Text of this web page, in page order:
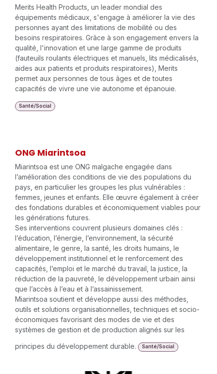
Merits Health Products, un leader mondial des
équipements médicaux, s'engage à améliorer la vie des
personnes ayant des limitations de mobilité ou des
besoins respiratoires. Grâce à son engagement envers la
qualité, l'innovation et une large gamme de produits
(fauteuils roulants électriques et manuels, lits médicalisés,
aides aux patients et produits respiratoires), Merits
permet aux personnes de tous âges et de toutes
capacités de vivre une vie autonome et épanouie.
Santé/Social
ONG Miarintsoa
Miarintsoa est une ONG malgache engagée dans
l’amélioration des conditions de vie des populations du
pays, en particulier les groupes les plus vulnérables :
femmes, jeunes et enfants. Elle œuvre également à créer
des fondations durables et économiquement viables pour
les générations futures.
Ses interventions couvrent plusieurs domaines clés :
l’éducation, l’énergie, l’environnement, la sécurité
développement institutionnel et le renforcement des
réduction de la pauvreté, le développement urbain ainsi